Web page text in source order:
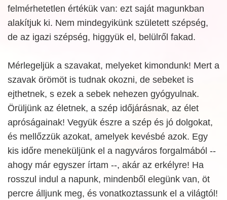
felmérhetetlen értékük van: ezt saját magunkban
alakítjuk ki. Nem mindegyikünk született szépség,
de az igazi szépség, higgyük el, belülről fakad.
Mérlegeljük a szavakat, melyeket kimondunk! Mert a
szavak örömöt is tudnak okozni, de sebeket is
ejthetnek, s ezek a sebek nehezen gyógyulnak.
Örüljünk az életnek, a szép időjárásnak, az élet
apróságainak! Vegyük észre a szép és jó dolgokat,
és mellőzzük azokat, amelyek kevésbé azok. Egy
kis időre meneküljünk el a nagyváros forgalmából --
ahogy már egyszer írtam --, akár az erkélyre! Ha
rosszul indul a napunk, mindenből elegünk van, öt
percre álljunk meg, és vonatkoztassunk el a világtól!